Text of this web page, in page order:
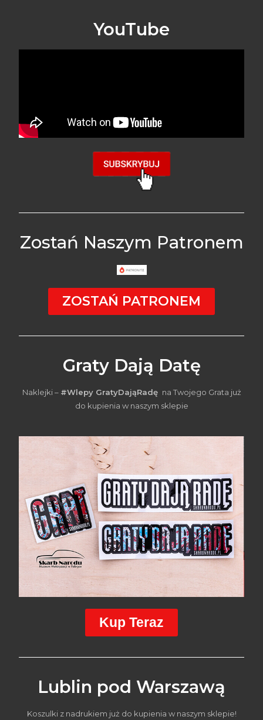
YouTube
Zostań Naszym Patronem
ZOSTAŃ PATRONEM
Graty Dają Datę
Naklejki – #Wlepy GratyDająRadę na Twojego Grata już
do kupienia w naszym sklepie
Kup Teraz
Lublin pod Warszawą
Koszulki z nadrukiem już do kupienia w naszym sklepie!